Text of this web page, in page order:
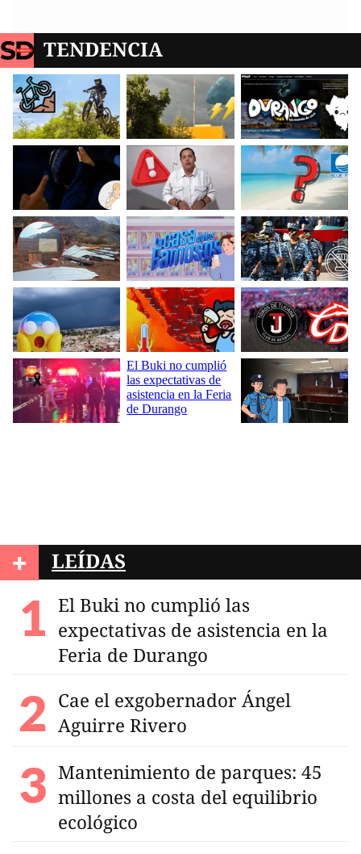
TENDENCIA
+ LEÍDAS
El Buki no cumplió las
expectativas de asistencia en la
Feria de Durango
Cae el exgobernador Ángel
Aguirre Rivero
Mantenimiento de parques: 45
millones a costa del equilibrio
ecológico